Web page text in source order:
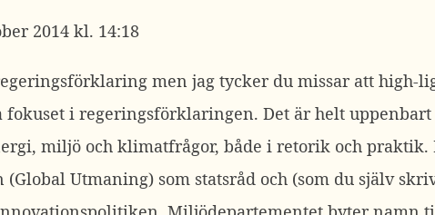
2014 kl. 14:18
men jag tycker du missar att high-
i regeringsförklaringen. Det är helt
miljö och klimatfrågor, både i retorik och
Utmaning) som statsråd och (som du själv